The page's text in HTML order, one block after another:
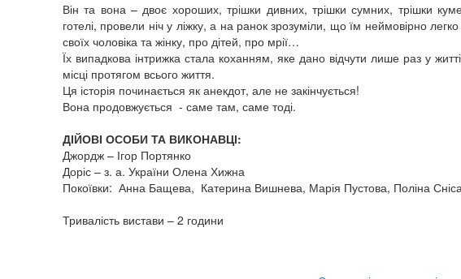
Він та вона – двоє хороших, трішки дивних, трішки сумних, трішки
готелі, провели ніч у ліжку, а на ранок зрозуміли, що їм неймовірно
своїх чоловіка та жінку, про дітей, про мрії…
Їх випадкова інтрижка стала коханням, яке дано відчути лише раз у
місці протягом всього життя.
Ця історія починається як анекдот, але не закінчується!
Вона продовжується - саме там, саме тоді.
ДІЙОВІ ОСОБИ ТА ВИКОНАВЦІ:
Джордж – Ігор Портянко
Доріс – з. а. України Олена Хижна
Покоївки: Анна Бащева, Катерина Вишнева, Марія Пустова, Поліна
Тривалість вистави – 2 години